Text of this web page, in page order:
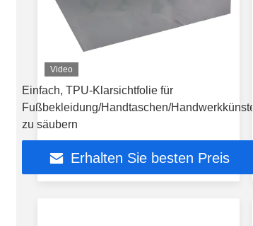
Video
Einfach, TPU-Klarsichtfolie für
Fußbekleidung/Handtaschen/Handwerkkünste
zu säubern
Erhalten Sie besten Preis